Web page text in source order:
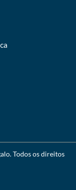
. Todos os direitos